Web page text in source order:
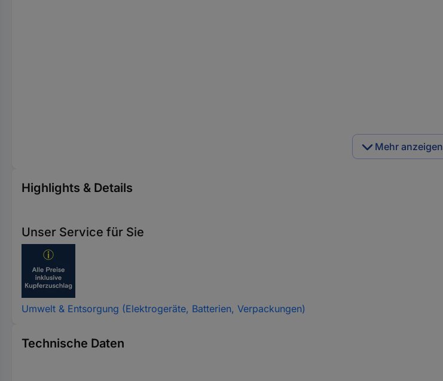
Mehr anzeigen
Highlights & Details
Unser Service für Sie
Umwelt & Entsorgung (Elektrogeräte, Batterien, Verpackungen)
Technische Daten